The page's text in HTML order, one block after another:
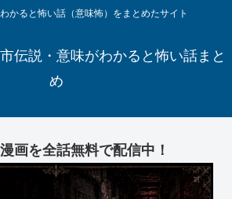
かると怖い話（意味怖）をまとめたサイト
伝説・意味がわかると怖い話まと
め
画を全話無料で配信中！